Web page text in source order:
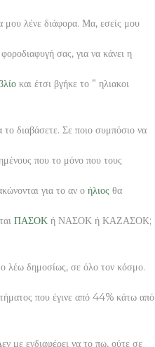
μου λένε διάφορα. Μα, εσείς μου
σας, για να κάνει η
και έτσι βγήκε το ” ηλιακοι
το διαβάσετε. Σε ποιο συμπόσιο να
που το μόνο που τους
για το αν ο ήλιος θα
ΠΑΣΟΚ ή ΝΑΣΟΚ ή ΚΑΖΑΣΟΚ;
λέω δημοσίως, σε όλο τον κόσμο.
που έγινε από 44% κάτω από
με ενδιαφέρει να το πω, ούτε σε